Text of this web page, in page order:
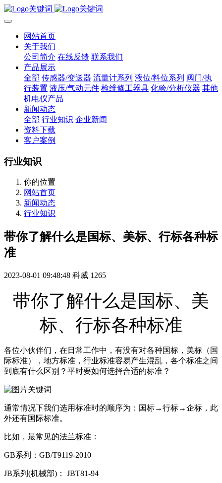
网站首页
关于我们
公司简介 在线反馈 联系我们
产品展示
全部 传感器/变送器 流量计系列 液位/料位系列 阀门/执
行装置 液压/气动元件 检维修工器具 化验/分析仪器 其他
机电仪产品
新闻动态
全部 行业知识 企业新闻
资料下载
客户案例
行业知识
你的位置
网站首页
新闻动态
行业知识
带你了解什么是国标、美标、行标各种标
准
2023-08-01 09:48:48 科威 1265
带你了解什么是国标、美
标、行标各种标准
各位小伙伴们，在日常工作中，有没有对各种国标，美标（国
际标准），地方标准，行业标准容易产生混乱，各个标准之间
到底有什么区别？平时要如何选择合适的标准？
通常情况下我们选用标准时的顺序为：国标→行标→企标，此
外还有国际标准。
比如，最常见的法兰标准：
GB系列：GB/T9119-2010
JB系列(机械部)： JBT81-94